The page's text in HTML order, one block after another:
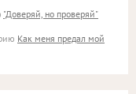
"Доверяй, но проверяй"
Как меня предал мой